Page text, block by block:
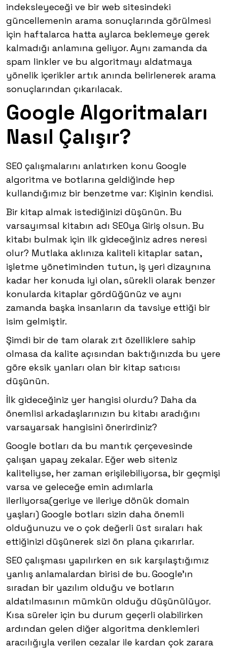
indeksleyeceği ve bir web sitesindeki
güncellemenin arama sonuçlarında görülmesi
için haftalarca hatta aylarca beklemeye gerek
kalmadığı anlamına geliyor. Aynı zamanda da
spam linkler ve bu algoritmayı aldatmaya
yönelik içerikler artık anında belirlenerek arama
sonuçlarından çıkarılacak.
Google Algoritmaları
Nasıl Çalışır?
SEO çalışmalarını anlatırken konu Google
algoritma ve botlarına geldiğinde hep
kullandığımız bir benzetme var: Kişinin kendisi.
Bir kitap almak istediğinizi düşünün. Bu
varsayımsal kitabın adı SEOya Giriş olsun. Bu
kitabı bulmak için ilk gideceğiniz adres neresi
olur? Mutlaka aklınıza kaliteli kitaplar satan,
işletme yönetiminden tutun, iş yeri dizaynına
kadar her konuda iyi olan, sürekli olarak benzer
konularda kitaplar gördüğünüz ve aynı
zamanda başka insanların da tavsiye ettiği bir
isim gelmiştir.
Şimdi bir de tam olarak zıt özelliklere sahip
olmasa da kalite açısından baktığınızda bu yere
göre eksik yanları olan bir kitap satıcısı
düşünün.
İlk gideceğiniz yer hangisi olurdu? Daha da
önemlisi arkadaşlarınızın bu kitabı aradığını
varsayarsak hangisini önerirdiniz?
Google botları da bu mantık çerçevesinde
çalışan yapay zekalar. Eğer web siteniz
kaliteliyse, her zaman erişilebiliyorsa, bir geçmişi
varsa ve geleceğe emin adımlarla
ilerliyorsa(geriye ve ileriye dönük domain
yaşları) Google botları sizin daha önemli
olduğunuzu ve o çok değerli üst sıraları hak
ettiğinizi düşünerek sizi ön plana çıkarırlar.
SEO çalışması yapılırken en sık karşılaştığımız
yanlış anlamalardan birisi de bu. Google’ın
sıradan bir yazılım olduğu ve botların
aldatılmasının mümkün olduğu düşünülüyor.
Kısa süreler için bu durum geçerli olabilirken
ardından gelen diğer algoritma denklemleri
aracılığıyla verilen cezalar ile kardan çok zarara